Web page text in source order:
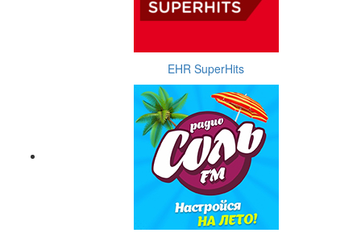
EHR SuperHits